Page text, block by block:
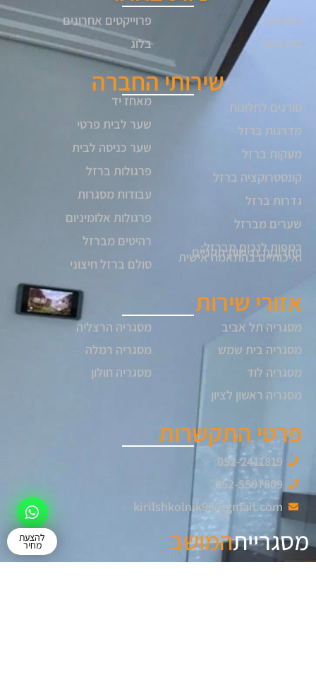
אודותנו
צרו קשר
פרוייקטים אחרונים
בלוג
שירותי החברה
סורגים לחלונות
מדרגות ברזל
מעקות ברזל
קונסטרוקציה ברזל
גדרות ברזל
שערים מברזל
רמפות לנכים מברזל:
פתרונות נגישות תקניים
ואיכותיים בהתאמה אישית
מאחז יד
שער לבית פרטי
שער כניסה לבית
פרגולות ברזל
עבודות מסגרות
פרגולות אלומיניום
רהיטים מברזל
סולם ברזל חיצוני
אזורי שירות
מסגריה תל אביב
מסגריה בית שמש
מסגריה לוד
מסגריה ראשון לציון
מסגריה הרצליה
מסגריה רמלה
מסגריה חולון
פרטי התקשרות
052-2411819
052-5507809
kirilshkolnik96@gmail.com
מסגרייתהמושב להצעת
מחיר